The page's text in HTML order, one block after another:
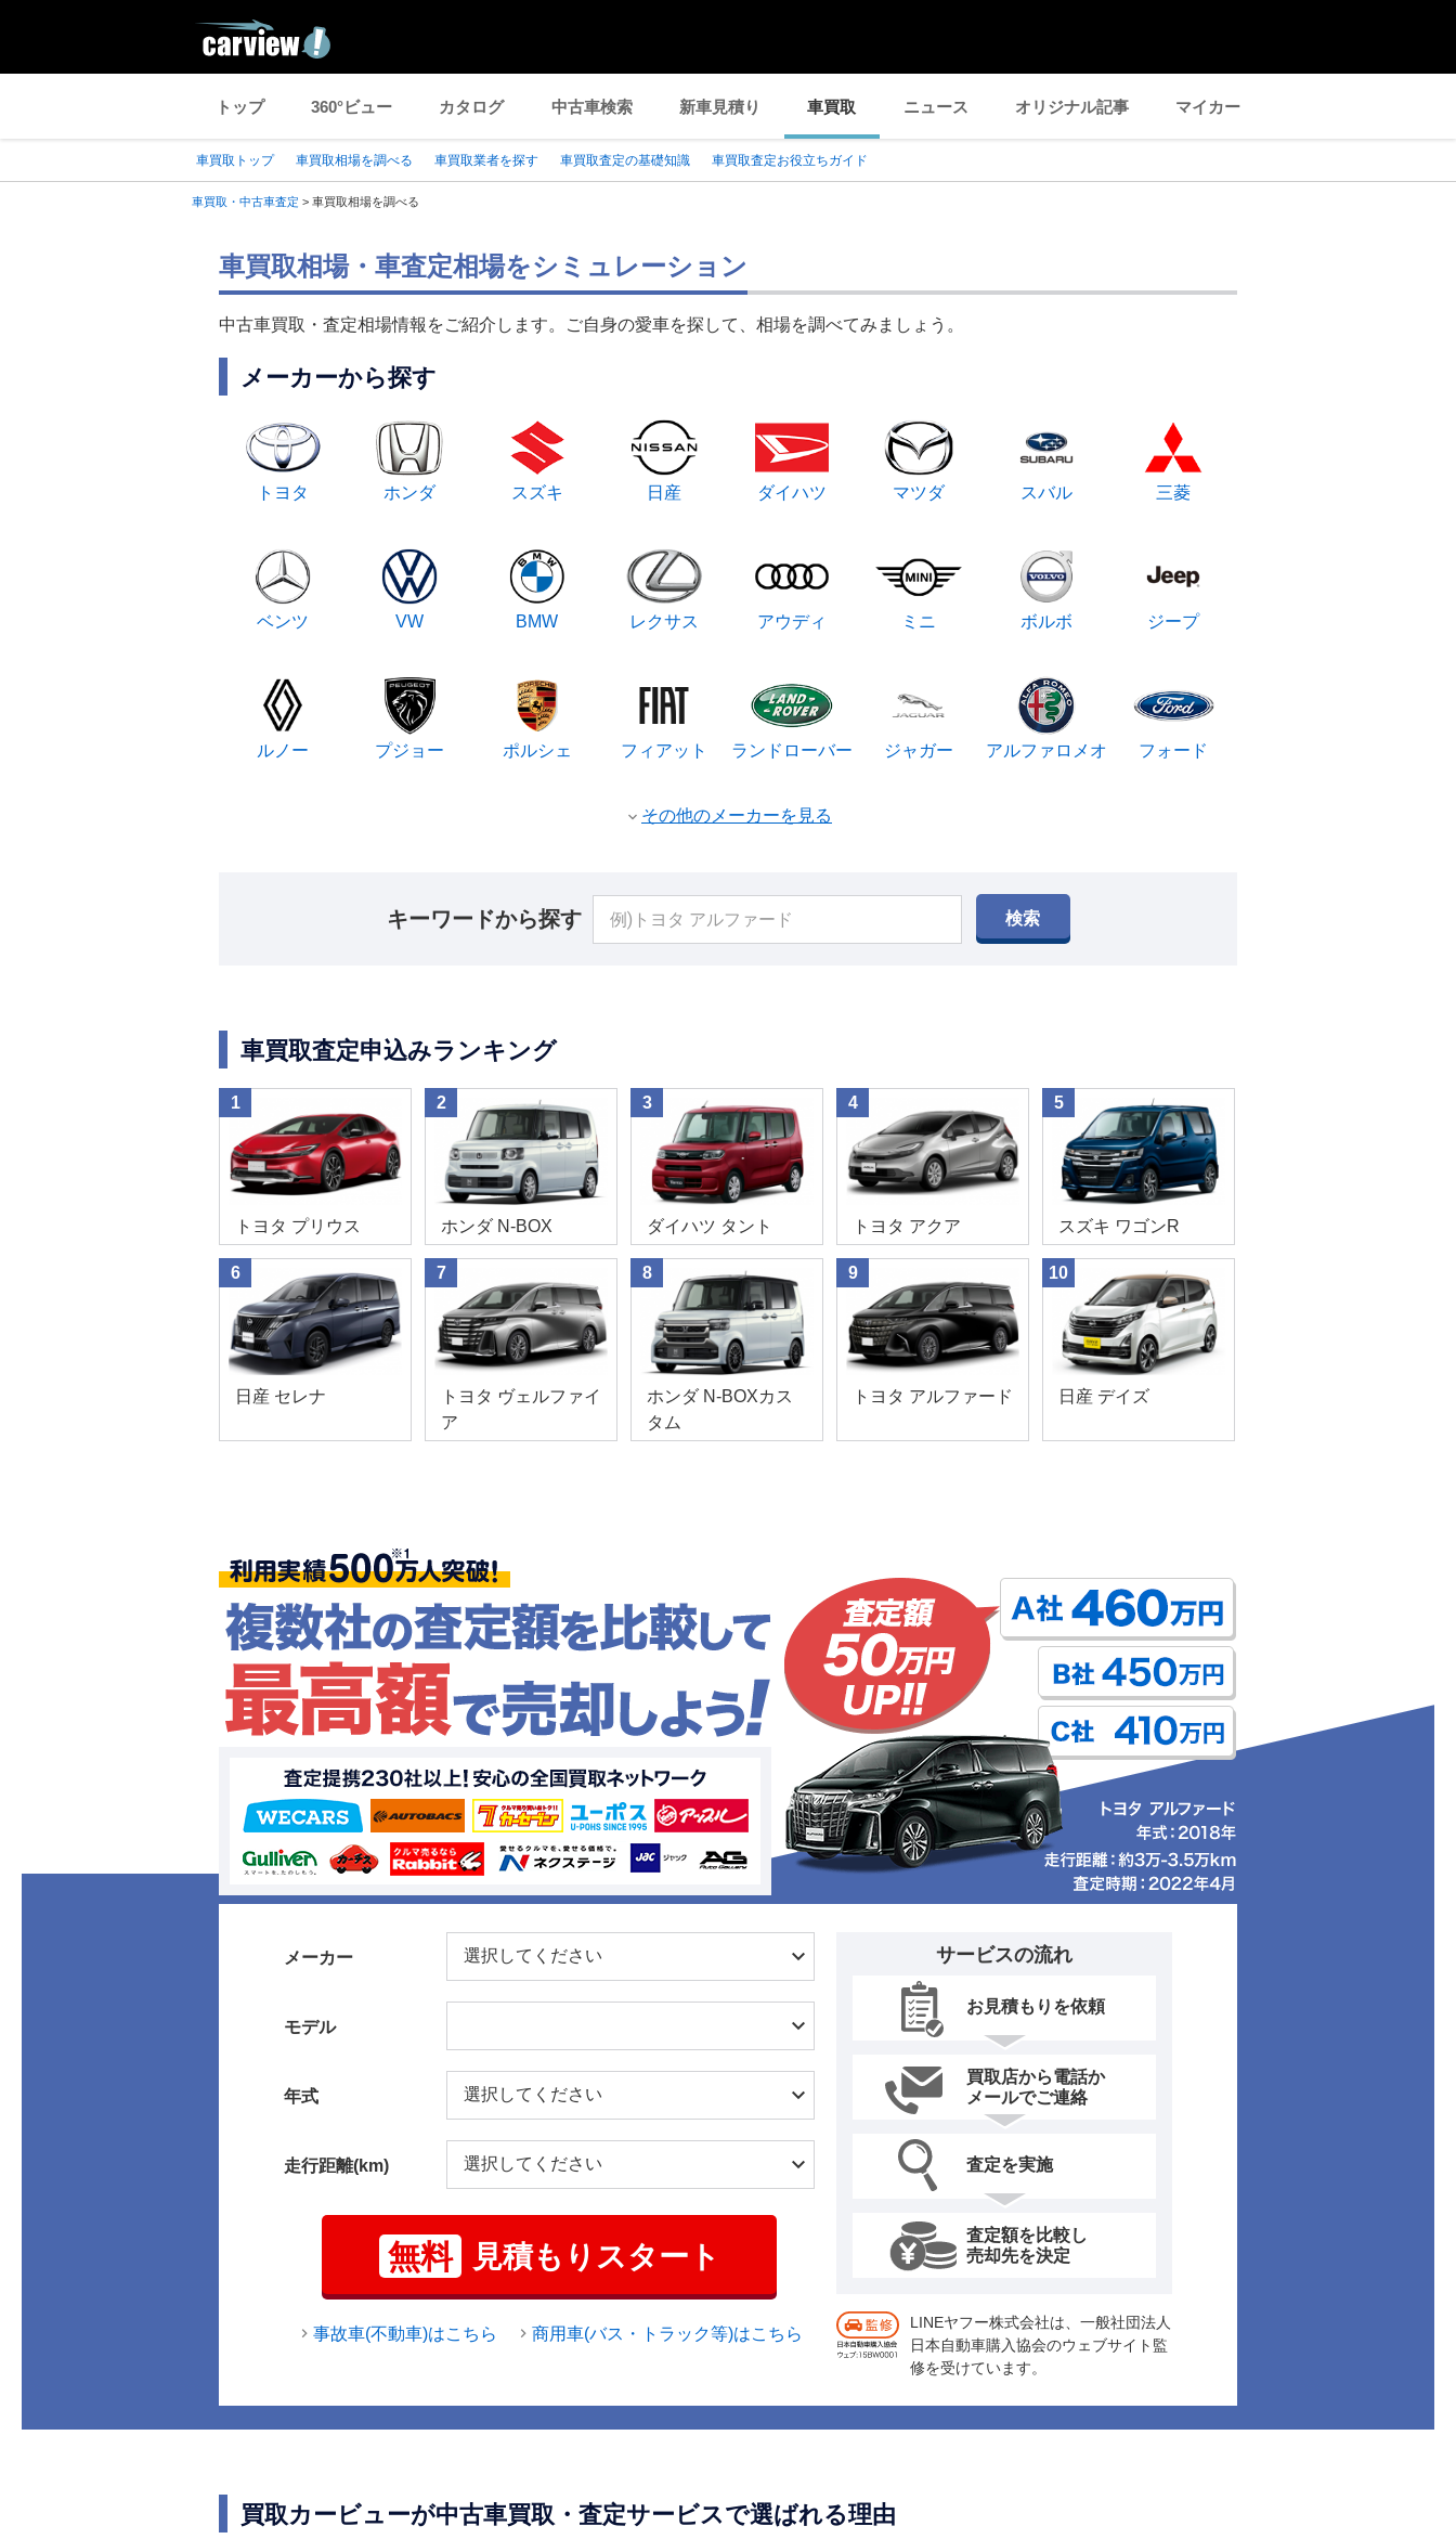
トップ 360°ビュー カタログ 中古車検索 新車見積り 車買取 ニュース オリジナル記事 マイカー
車買取トップ 車買取相場を調べる 車買取業者を探す 車買取査定の基礎知識 車買取査定お役立ちガイド
車買取・中古車査定 > 車買取相場を調べる
車買取相場・車査定相場をシミュレーション
中古車買取・査定相場情報をご紹介します。ご自身の愛車を探して、相場を調べてみましょう。
メーカーから探す
トヨタ ホンダ スズキ 日産 ダイハツ マツダ スバル 三菱
ベンツ VW BMW レクサス アウディ ミニ ボルボ ジープ
ルノー プジョー ポルシェ フィアット ランドローバー ジャガー アルファロメオ フォード
その他のメーカーを見る
キーワードから探す 検索
車買取査定申込みランキング
1
トヨタ プリウス
2
ホンダ N-BOX
3
ダイハツ タント
4
トヨタ アクア
5
スズキ ワゴンR
6
日産 セレナ
7
トヨタ ヴェルファイ
ア
8
ホンダ N-BOXカス
タム
9
トヨタ アルファード
10
日産 デイズ
メーカー
モデル
年式
走行距離(km)
無料 見積もりスタート
事故車(不動車)はこちら 商用車(バス・トラック等)はこちら
サービスの流れ
お見積もりを依頼
買取店から電話か
メールでご連絡
査定を実施
査定額を比較し
売却先を決定
LINEヤフー株式会社は、一般社団法人
日本自動車購入協会のウェブサイト監
修を受けています。
買取カービューが中古車買取・査定サービスで選ばれる理由